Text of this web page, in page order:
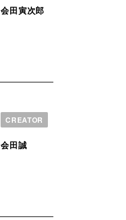
会田寅次郎
CREATOR
会田誠